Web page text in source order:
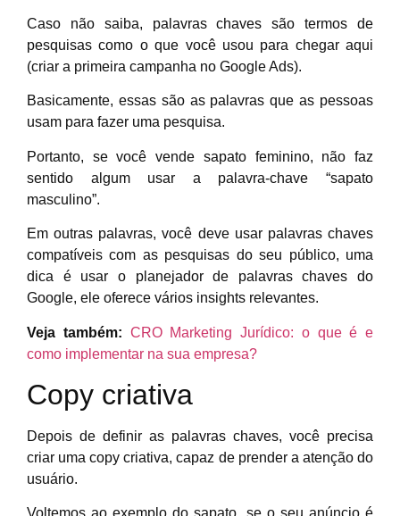
Caso não saiba, palavras chaves são termos de
pesquisas como o que você usou para chegar aqui
(criar a primeira campanha no Google Ads).
Basicamente, essas são as palavras que as pessoas
usam para fazer uma pesquisa.
Portanto, se você vende sapato feminino, não faz
sentido algum usar a palavra-chave “sapato
masculino”.
Em outras palavras, você deve usar palavras chaves
compatíveis com as pesquisas do seu público, uma
dica é usar o planejador de palavras chaves do
Google, ele oferece vários insights relevantes.
Veja também: CRO Marketing Jurídico: o que é e
como implementar na sua empresa?
Copy criativa
Depois de definir as palavras chaves, você precisa
criar uma copy criativa, capaz de prender a atenção do
usuário.